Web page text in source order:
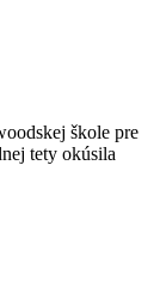
škole pre
tety okúsila